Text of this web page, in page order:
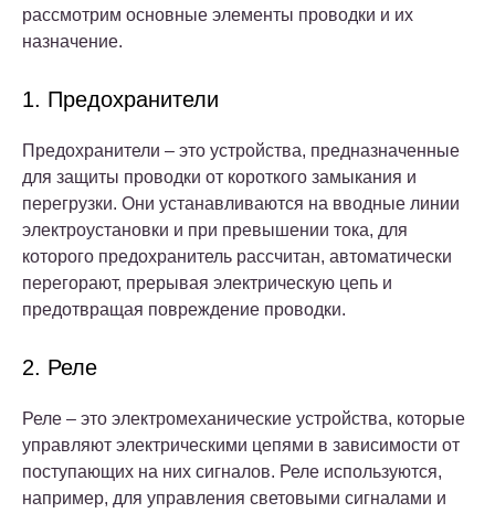
рассмотрим основные элементы проводки и их
назначение.
1. Предохранители
Предохранители – это устройства, предназначенные
для защиты проводки от короткого замыкания и
перегрузки. Они устанавливаются на вводные линии
электроустановки и при превышении тока, для
которого предохранитель рассчитан, автоматически
перегорают, прерывая электрическую цепь и
предотвращая повреждение проводки.
2. Реле
Реле – это электромеханические устройства, которые
управляют электрическими цепями в зависимости от
поступающих на них сигналов. Реле используются,
например, для управления световыми сигналами и